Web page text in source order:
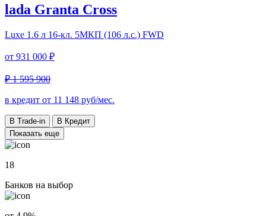
lada Granta Cross
Luxe 1.6 л 16-кл. 5МКП (106 л.с.) FWD
от 931 000 ₽
₽ 1 595 900
в кредит от 11 148 руб/мес.
В Trade-in
В Кредит
Показать еще
18
Банков на выбор